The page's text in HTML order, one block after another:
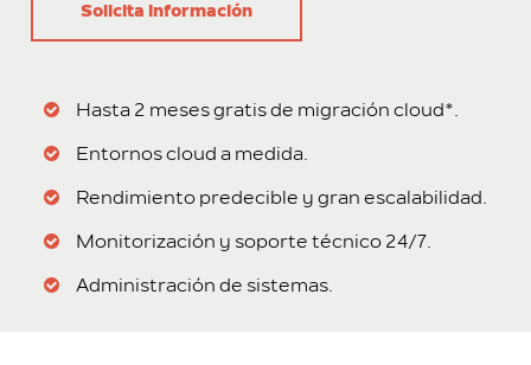
Solicita información
Hasta 2 meses gratis de migración cloud*.
Entornos cloud a medida.
Rendimiento predecible y gran escalabilidad.
Monitorización y soporte técnico 24/7.
Administración de sistemas.